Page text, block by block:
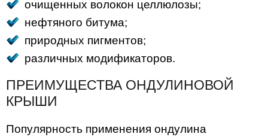
очищенных волокон целлюлозы;
нефтяного битума;
природных пигментов;
различных модификаторов.
ПРЕИМУЩЕСТВА ОНДУЛИНОВОЙ
КРЫШИ
Популярность применения ондулина